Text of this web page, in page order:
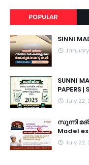
POPULAR
SINNI
January
SUNNI
PAPERS |
July 22,
സുന്നി
Model
July 22,